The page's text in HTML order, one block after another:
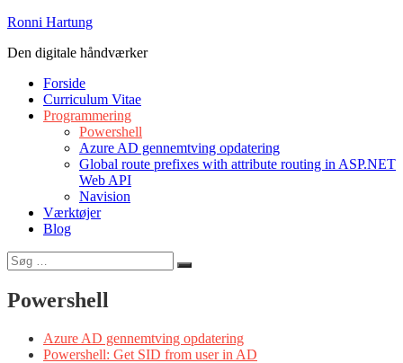
Videre
indhold
Ronni Hartung
Den digitale håndværker
Forside
Curriculum Vitae
Programmering
Powershell
Azure AD gennemtving opdatering
Global route prefixes with attribute routing in ASP.NET
Web API
Navision
Værktøjer
Blog
Søg
efter:
Søg
Powershell
Azure AD gennemtving opdatering
Powershell: Get SID from user in AD